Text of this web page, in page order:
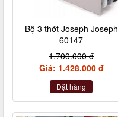
Bộ 3 thớt Joseph Joseph
60147
1.700.000 đ
Giá: 1.428.000 đ
Đặt hàng